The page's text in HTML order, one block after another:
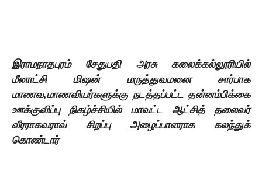
இராமநாதபுரம் சேதுபதி அரசு கலைக்கல்லூரியில்
மீனாட்சி மிஷன் மருத்துவமனை சார்பாக
மாணவ,மாணவியர்களுக்கு நடத்தப்பட்ட தன்னம்பிக்கை
ஊக்குவிப்பு நிகழ்ச்சியில் மாவட்ட ஆட்சித் தலைவர்
வீரராகவராவ் சிறப்பு அழைப்பாளராக கலந்துக்
கொண்டார்